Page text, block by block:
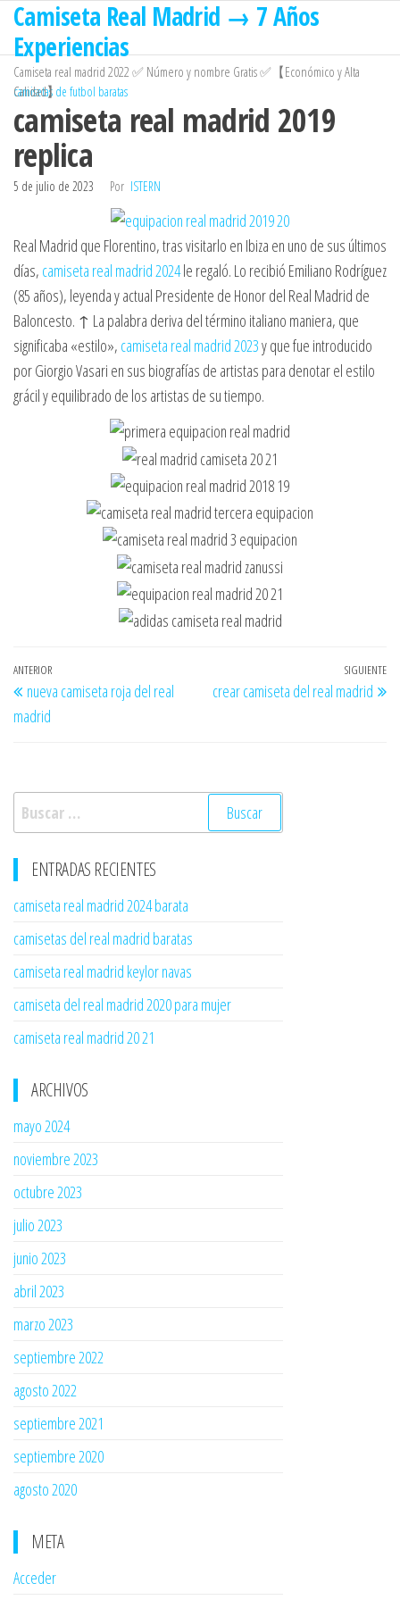
Saltar
contenido
Camiseta Real Madrid → 7 Años
Experiencias
Camiseta real madrid 2022 ✅ Número y nombre Gratis ✅【Económico y Alta
Calidad】
camisetas de futbol baratas
camiseta real madrid 2019
replica
5 de julio de 2023 Por ISTERN
Real Madrid que Florentino, tras visitarlo en Ibiza en uno de sus últimos
días, camiseta real madrid 2024le regaló. Lo recibió Emiliano Rodríguez
(85 años), leyenda y actual Presidente de Honor del Real Madrid de
Baloncesto. ↑ La palabra deriva del término italiano maniera, que
significaba «estilo», camiseta real madrid 2023y que fue introducido
por Giorgio Vasari en sus biografías de artistas para denotar el estilo
grácil y equilibrado de los artistas de su tiempo.
Navegación
de
entradas
Entrada
anterior
ANTERIOR
nueva camiseta roja del real
madrid
SIGUIENTE
crear camiseta del real madrid
Buscar:
ENTRADAS RECIENTES
camiseta real madrid 2024 barata
camisetas del real madrid baratas
camiseta real madrid keylor navas
camiseta del real madrid 2020 para mujer
camiseta real madrid 20 21
ARCHIVOS
mayo 2024
noviembre 2023
octubre 2023
julio 2023
junio 2023
abril 2023
marzo 2023
septiembre 2022
agosto 2022
septiembre 2021
septiembre 2020
agosto 2020
META
Acceder